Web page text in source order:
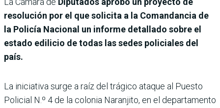
resolución por el que solicita a la Comandancia de
la Policía Nacional un informe detallado sobre el
estado edilicio de todas las sedes policiales del
país.
La iniciativa surge a raíz del trágico ataque al Puesto
Policial N.º 4 de la colonia Naranjito, en el departamento